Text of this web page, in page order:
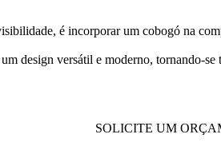
é incorporar um cobogó na
design versátil e moderno, tornando-se
SOLICITE UM